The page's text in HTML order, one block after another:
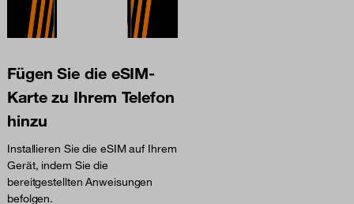
Fügen Sie die eSIM-
Karte zu Ihrem Telefon
hinzu
Installieren Sie die eSIM auf Ihrem
Gerät, indem Sie die
bereitgestellten Anweisungen
befolgen.